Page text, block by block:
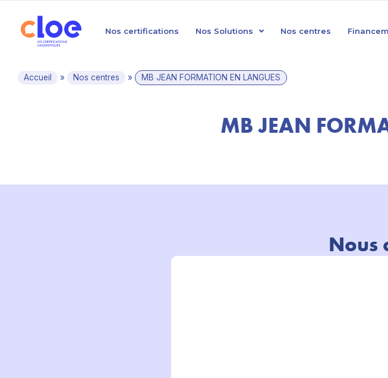
Nos certifications Nos Solutions Nos centres
Accueil » Nos centres » MB JEAN FORMATION EN LANGUES
MB JEAN
Nous